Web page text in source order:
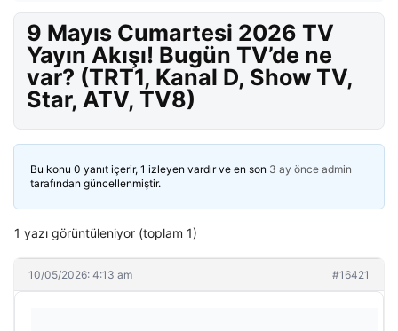
9 Mayıs Cumartesi 2026 TV
Yayın Akışı! Bugün TV’de ne
var? (TRT1, Kanal D, Show TV,
Star, ATV, TV8)
Bu konu 0 yanıt içerir, 1 izleyen vardır ve en son 3 ay önce admin
tarafından güncellenmiştir.
1 yazı görüntüleniyor (toplam 1)
10/05/2026: 4:13 am #16421